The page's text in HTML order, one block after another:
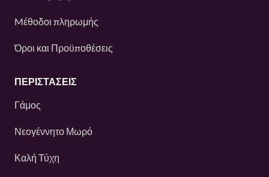
Mέθοδοι πληρωμής
Όροι και Προϋποθέσεις
ΠΕΡΙΣΤΆΣΕΙΣ
Γάμος
Νεογέννητο Μωρό
Καλή Τύχη